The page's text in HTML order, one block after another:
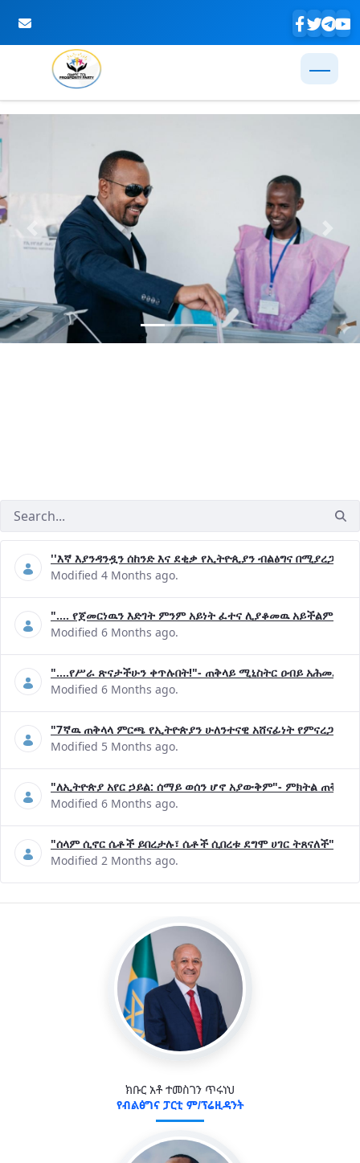
Skip to Main Content
Previous Next
''እኛ እያንዳንዷን ሰከንድ እና ደቂቃ የኢትዮጲያን ብልፅግና
Modified 4 Months ago.
".... የጀመርነዉን እድገት ምንም አይነት ፈተና ሊያቆመዉ አይችልም"-
Modified 6 Months ago.
"....የሥራ ጽናታችሁን ቀጥሉበት!"- ጠቅላይ ሚኒስትር ዐብይ አሕመድ (ዶ/
Modified 6 Months ago.
"7ኛዉ ጠቅላላ ምርጫ የኢትዮጵያን ሁለንተናዊ አሸናፊነት
Modified 5 Months ago.
"ለኢትዮጵያ አየር ኃይል: ሰማይ ወሰን ሆኖ አያውቅም"- ምክትል ጠቅላይ
Modified 6 Months ago.
"ሰላም ሲኖር ሴቶች ይበረታሉ፣ ሴቶች ሲበረቱ ደግሞ ሀገር ትጸናለች"-
Modified 2 Months ago.
ክቡር አቶ ተመስገን ጥሩነህ
የብልፅግና ፓርቲ ም/ፕሬዚዳንት